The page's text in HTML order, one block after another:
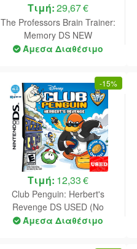
Τιμή:29,67 €
The Professors Brain Trainer:
Memory DS NEW
Άμεσα Διαθέσιμο
-15%
Τιμή: 12,33 €
Club Penguin: Herbert's
Revenge DS USED (No
Manual)
Άμεσα Διαθέσιμο